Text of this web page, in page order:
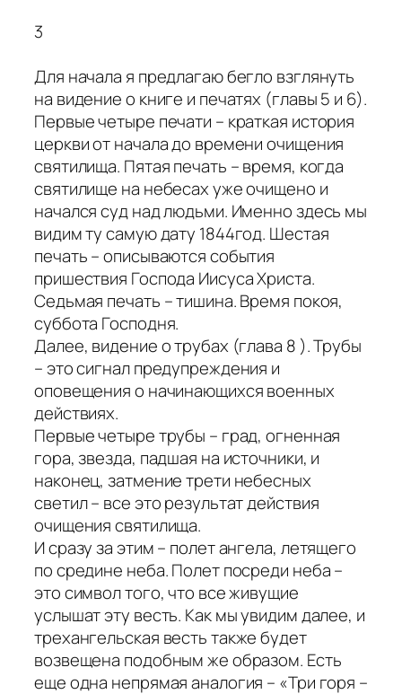
3
Для начала я предлагаю бегло взглянуть
на видение о книге и печатях (главы 5 и 6).
Первые четыре печати – краткая история
церкви от начала до времени очищения
святилища. Пятая печать – время, когда
святилище на небесах уже очищено и
начался суд над людьми. Именно здесь мы
видим ту самую дату 1844год. Шестая
печать – описываются события
пришествия Господа Иисуса Христа.
Седьмая печать – тишина. Время покоя,
суббота Господня.
Далее, видение о трубах (глава 8 ). Трубы
– это сигнал предупреждения и
оповещения о начинающихся военных
действиях.
Первые четыре трубы – град, огненная
гора, звезда, падшая на источники, и
наконец, затмение трети небесных
светил – все это результат действия
очищения святилища.
И сразу за этим – полет ангела, летящего
по средине неба. Полет посреди неба –
это символ того, что все живущие
услышат эту весть. Как мы увидим далее, и
трехангельская весть также будет
возвещена подобным же образом. Есть
еще одна непрямая аналогия – «Три горя –